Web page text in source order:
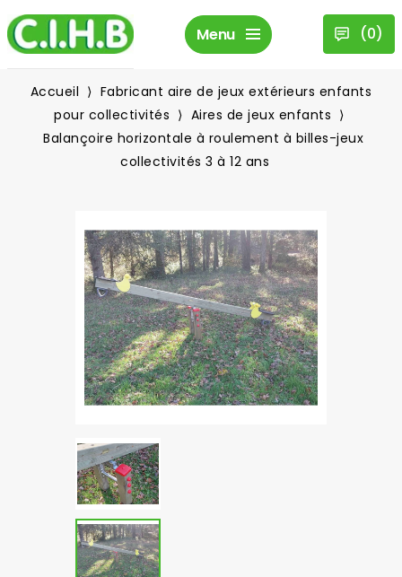
Menu (0)
Accueil
Fabricant aire de jeux extérieurs enfants
pour collectivités
Aires de jeux enfants
Balançoire horizontale à roulement à billes-jeux
collectivités 3 à 12 ans